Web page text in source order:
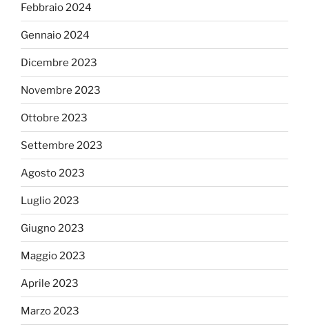
Febbraio 2024
Gennaio 2024
Dicembre 2023
Novembre 2023
Ottobre 2023
Settembre 2023
Agosto 2023
Luglio 2023
Giugno 2023
Maggio 2023
Aprile 2023
Marzo 2023